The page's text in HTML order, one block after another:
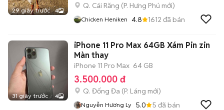
29 giây trước 4
Q. Cái Răng (P. Hưng Phú mới)
Chicken Heniken 4.8 1612 đã bán
31 giây trước 4
iPhone 11 Pro Max 64GB Xám Pin zin
Màn thay
iPhone 11 Pro Max 64 GB
3.500.000 đ
Q. Đống Đa (P. Láng mới)
Nguyễn Hương Ly 5.0 5 đã bán